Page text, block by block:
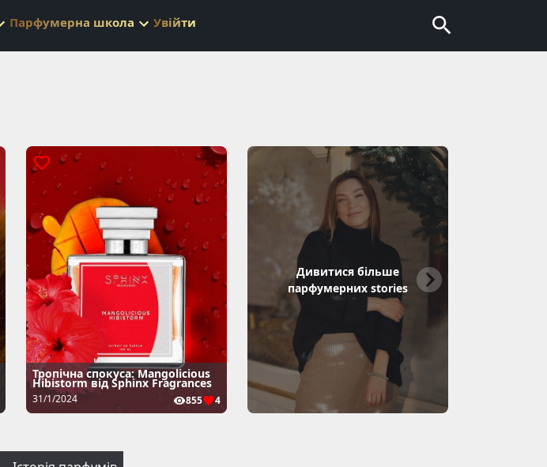
Парфумерна школа Увійти
Тропічна спокуса: Mangolicious
Hibistorm від Sphinx Fragrances
31/1/2024 855 4
Дивитися більше
парфумерних stories